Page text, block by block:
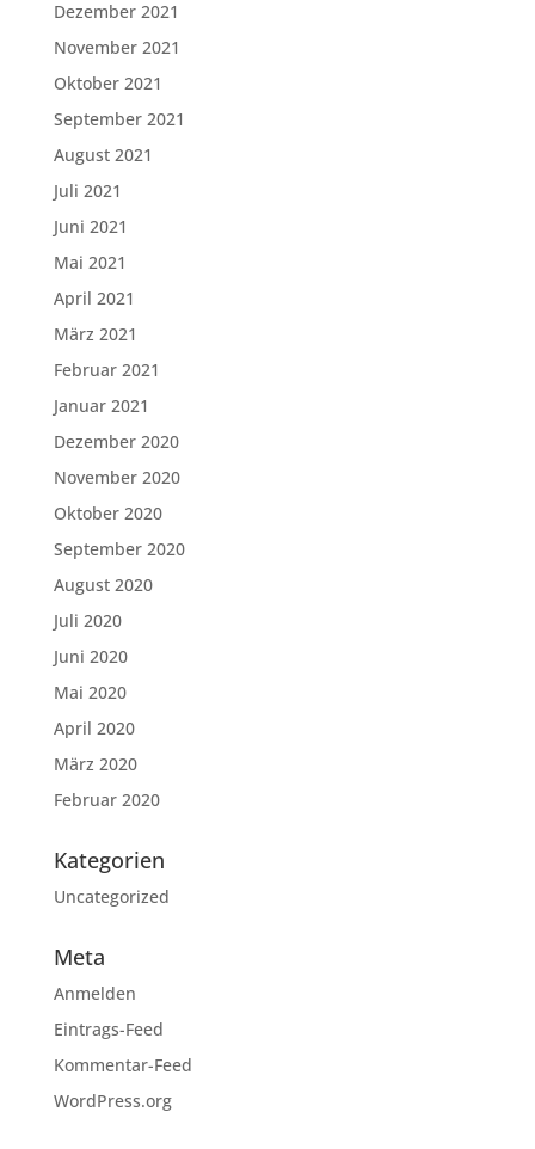
Dezember 2021
November 2021
Oktober 2021
September 2021
August 2021
Juli 2021
Juni 2021
Mai 2021
April 2021
März 2021
Februar 2021
Januar 2021
Dezember 2020
November 2020
Oktober 2020
September 2020
August 2020
Juli 2020
Juni 2020
Mai 2020
April 2020
März 2020
Februar 2020
Kategorien
Uncategorized
Meta
Anmelden
Eintrags-Feed
Kommentar-Feed
WordPress.org